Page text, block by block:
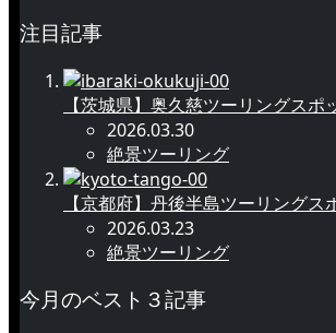
注目記事
【茨城県】奥久慈ツーリングス
2026.03.30
絶景ツーリング
【京都府】丹後半島ツーリング
2026.03.23
絶景ツーリング
今月のベスト３記事